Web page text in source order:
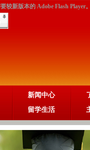
较新版本的 Adobe Flash Player。
新闻中心
留学生活